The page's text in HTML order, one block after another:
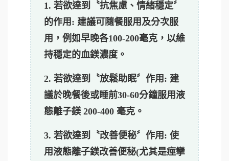
1. 若欲達到〝抗焦慮、情緒穩定〞
的作用: 建議可隨餐服用及分次服
用，例如早晚各100-200毫克 ，以維
持穩定的血鎂濃度。
2. 若欲達到〝放鬆助眠〞作用: 建
議於晚餐後或睡前30-60分鐘服用液
態離子鎂 200-400 毫克。
3. 若欲達到〝改善便秘〞作用: 使
用液態離子鎂改善便秘(尤其是痙攣